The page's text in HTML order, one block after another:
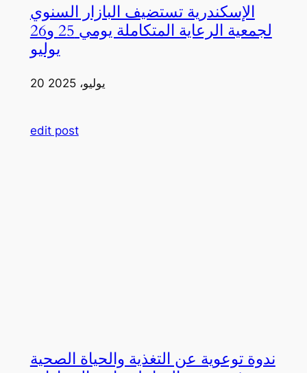
الإسكندرية تستضيف البازار السنوي
لجمعية الرعاية المتكاملة يومي 25 و26
يوليو
20 يوليو، 2025
edit post
ندوة توعوية عن التغذية والحياة الصحية